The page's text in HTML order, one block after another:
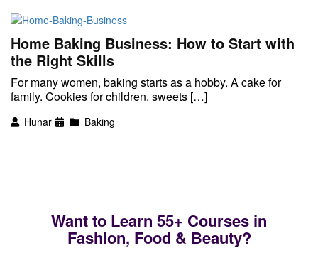
Home Baking Business: How to Start with
the Right Skills
For many women, baking starts as a hobby. A cake for
family. Cookies for children. sweets […]
Hunar Baking
Want to Learn 55+ Courses in
Fashion, Food & Beauty?